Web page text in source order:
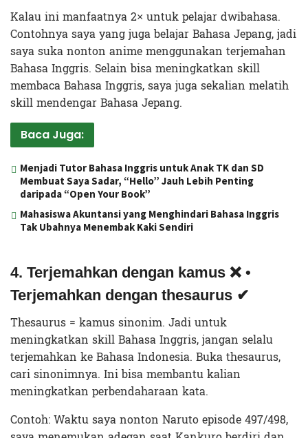
Kalau ini manfaatnya 2× untuk pelajar dwibahasa.
Contohnya saya yang juga belajar Bahasa Jepang, jadi
saya suka nonton anime menggunakan terjemahan
Bahasa Inggris. Selain bisa meningkatkan skill
membaca Bahasa Inggris, saya juga sekalian melatih
skill mendengar Bahasa Jepang.
Baca Juga:
Menjadi Tutor Bahasa Inggris untuk Anak TK dan SD
Membuat Saya Sadar, “Hello” Jauh Lebih Penting
daripada “Open Your Book”
Mahasiswa Akuntansi yang Menghindari Bahasa Inggris
Tak Ubahnya Menembak Kaki Sendiri
4. Terjemahkan dengan kamus ❌ •
Terjemahkan dengan thesaurus ✔
Thesaurus = kamus sinonim. Jadi untuk
meningkatkan skill Bahasa Inggris, jangan selalu
terjemahkan ke Bahasa Indonesia. Buka thesaurus,
cari sinonimnya. Ini bisa membantu kalian
meningkatkan perbendaharaan kata.
Contoh: Waktu saya nonton Naruto episode 497/498,